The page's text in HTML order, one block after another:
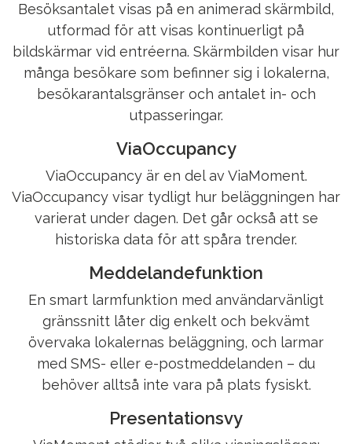
Besöksantalet visas på en animerad skärmbild,
utformad för att visas kontinuerligt på
bildskärmar vid entréerna. Skärmbilden visar hur
många besökare som befinner sig i lokalerna,
besökarantalsgränser och antalet in- och
utpasseringar.
ViaOccupancy
ViaOccupancy är en del av ViaMoment.
ViaOccupancy visar tydligt hur beläggningen har
varierat under dagen. Det går också att se
historiska data för att spåra trender.
Meddelandefunktion
En smart larmfunktion med användarvänligt
gränssnitt låter dig enkelt och bekvämt
övervaka lokalernas beläggning, och larmar
med SMS- eller e-postmeddelanden – du
behöver alltså inte vara på plats fysiskt.
Presentationsvy